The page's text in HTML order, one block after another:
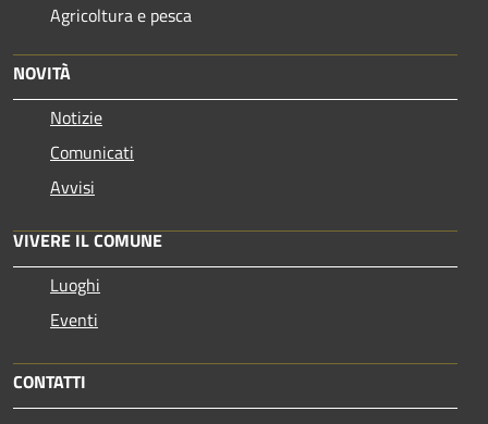
Agricoltura e pesca
NOVITÀ
Notizie
Comunicati
Avvisi
VIVERE IL COMUNE
Luoghi
Eventi
CONTATTI